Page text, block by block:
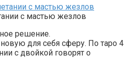
с мастью жезлов
решение.
для себя сферу. По таро 4
с двойкой говорят о